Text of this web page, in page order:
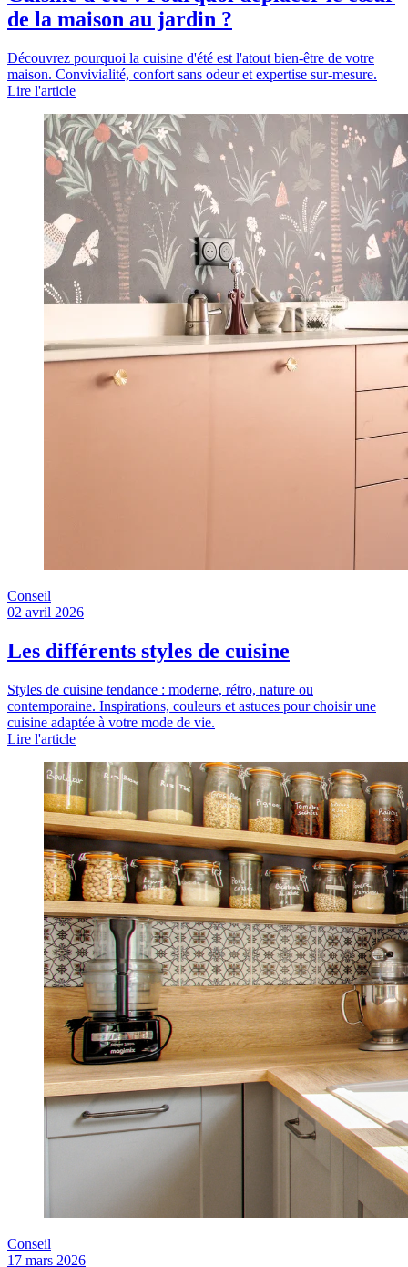
de la maison au jardin ?
Découvrez pourquoi la cuisine d'été est l'atout bien-être de votre
maison. Convivialité, confort sans odeur et expertise sur-mesure.
Lire l'article
Conseil
02 avril 2026
Les différents styles de cuisine
Styles de cuisine tendance : moderne, rétro, nature ou
contemporaine. Inspirations, couleurs et astuces pour choisir une
cuisine adaptée à votre mode de vie.
Lire l'article
Conseil
17 mars 2026